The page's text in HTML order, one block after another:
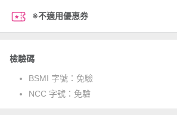
※不適用優惠券
檢驗碼
BSMI 字號： 免驗
NCC 字號： 免驗